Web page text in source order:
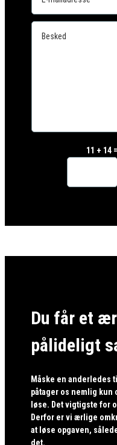
11 + 14=
Du får et
pålideligt
Måske en anderledes
påtager os nemlig kun
løse. Det vigtigste for
Derfor er vi ærlige
at løse opgaven,
det.